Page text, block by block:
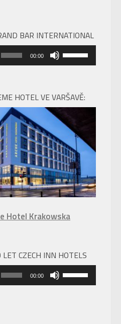
BAR INTERNATIONAL
00:00
Použitím
šipek
zvýšíte
nebo
snížíte
úroveň
hlasitosti.
HOTEL VE VARŠAVĚ:
Hotel Krakowska
LET CZECH INN HOTELS
00:00
Použitím
šipek